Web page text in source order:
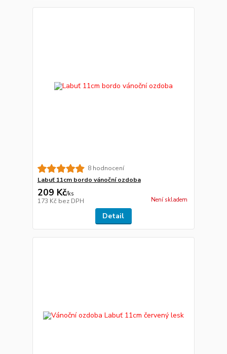
8 hodnocení
Labuť 11cm bordo vánoční ozdoba
209 Kč/ks
173 Kč bez DPH Není skladem
Detail